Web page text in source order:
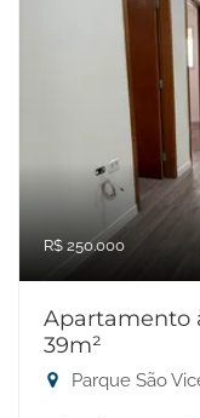
R$ 250.000
Apartamento
39m²
Parque São